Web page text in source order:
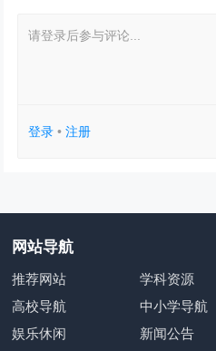
请登录后参与评论...
登录 •注册
网站导航
推荐网站 学科资源
高校导航
中小学导航
娱乐休闲
新闻公告